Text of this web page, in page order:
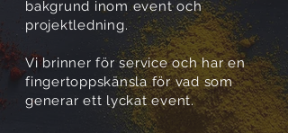
bakgrund inom event och
projektledning.
Vi brinner för service och har en
fingertoppskänsla för vad som
generar ett lyckat event.